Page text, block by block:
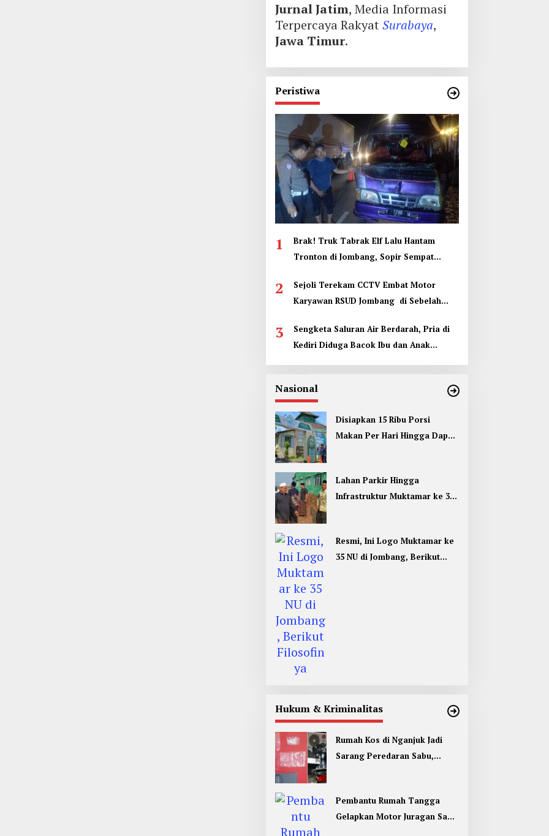
Jurnal Jatim, Media Informasi
Terpercaya RakyatSurabaya,
Jawa Timur.
Peristiwa
1
Brak! Truk Tabrak Elf Lalu Hantam
Tronton di Jombang, Sopir Sempat
2
Sejoli Terekam CCTV Embat Motor
Karyawan RSUD Jombang di Sebelah
3
Sengketa Saluran Air Berdarah, Pria di
Kediri Diduga Bacok Ibu dan Anak
Nasional
Disiapkan 15 Ribu Porsi
Makan Per Hari Hingga Dapur
Lahan Parkir Hingga
Infrastruktur Muktamar ke 35
Resmi, Ini Logo Muktamar ke
35 NU di Jombang, Berikut
Hukum & Kriminalitas
Rumah Kos di Nganjuk Jadi
Sarang Peredaran Sabu,
Pembantu Rumah Tangga
Gelapkan Motor Juragan Sapi